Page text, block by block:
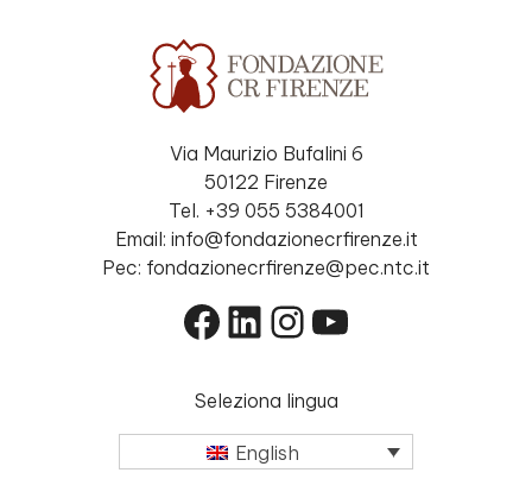
Via Maurizio Bufalini 6
50122 Firenze
Tel. +39 055 5384001
Email: info@fondazionecrfirenze.it
Pec: fondazionecrfirenze@pec.ntc.it
Facebook
LinkedIn
Instagram
YouTube
Seleziona lingua
English